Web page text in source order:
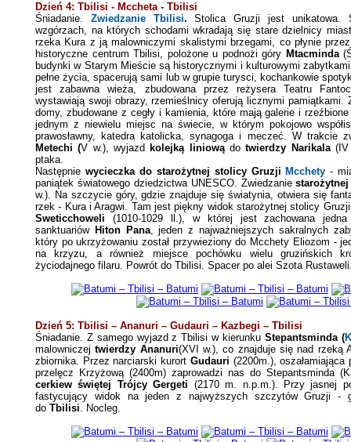
Dzień 4: Tbilisi - Mccheta - Tbilisi
Śniadanie. Zwiedzanie Tbilisi.StolicaGruzji jest unikatowa.
wzgórzach, na których schodami wkradają się stare dzielnicy
rzeka Kura z ją malowniczymi skalistymi brzegami, co płynie
historyczne centrum Tbilisi, polożone u podnożi góry Mtacminda
budynki w Starym Mieście są historycznymi i kulturowymi
pełne życia, spacerują sami lub w grupie turysci, kochankowie
jest zabawna wieża, zbudowana przez reżysera Teatru
wystawiają swoji obrazy, rzemieślnicy oferują licznymi pamiątkami.
domy, zbudowane z cegły i kamienia, które mają galerie i
jednym z niewielu miejsc na świecie, w którym pokojowo
prawosławny, katedra katolicka, synagoga i meczeć. W trakcie
Metechi(V w.), wyjazd kolejką liniowądotwierdzy Narikala(IV
ptaka.
Następnie wycieczka do starożytnej stolicy Gruzji Mcchety -
paniątek światowego dziedzictwa UNESCO. Zwiedzaniestarożytnej
w.). Na szczycie góry, gdzie znajduje się światynia, otwiera się
rzek - Kura i Aragwi. Tam jest piękny widok starożytnej stolicy
Sweticchoweli (1010-1029 ll.), w której jest zachowana jedna
sanktuariów Hiton Pana,jeden z najważniejszych sakralnych
który po ukrzyżowaniu został przywieziony do Mcchety Eliozom -
na krzyzu, a również miejsce pochówku wielu gruzińskich
życiodajnego filaru. Powrót do Tbilisi. Spacer po alei Szota
Dzień 5: Tbilisi – Ananuri – Gudauri – Kazbegi – Tbilisi
Śniadanie. Z samegowyjazd z Tbilisi w kierunku Stepantsminda (
malowniczejtwierdzy Ananuri(XVI w.), co znajduje się nad rzeką
zbiornika. Przez narciarski kurort Gudauri (2200m.), oszałamiająca
przelęcz Krzyżową (2400m) zaprowadzi nas do Stepantsminda
cerkiew świętej Trójcy Gergeti (2170 m. n.p.m.).
Przy jasnej
fastycujący widok na jeden z najwyższych szczytów Gruzji -
do Tbilisi. Nocleg.